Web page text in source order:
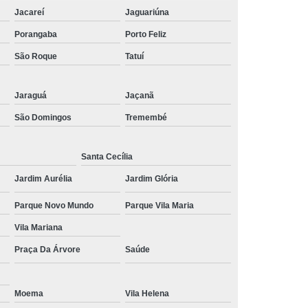
Tratamento de Estresse Pós Traumático
Tratamento Estresse Pós Traumático
Estresse Pós Traumático
de Estresse São Paulo
Estresse
Tratamento Pós Traumático
de Estresse Pós Traumático
Tratamento de Síndrome do Pânico
Transtorno do Pânico
e Síndrome do Pânico
Síndrome do Pânico
Jacareí Jaguariúna
Porangaba Porto Feliz
São Roque Tatuí
Jaraguá Jaçanã
São Domingos Tremembé
Santa Cecília
Jardim Aurélia Jardim Glória
Parque Novo Mundo Parque Vila Maria
Vila Mariana
Praça Da Árvore Saúde
Moema Vila Helena